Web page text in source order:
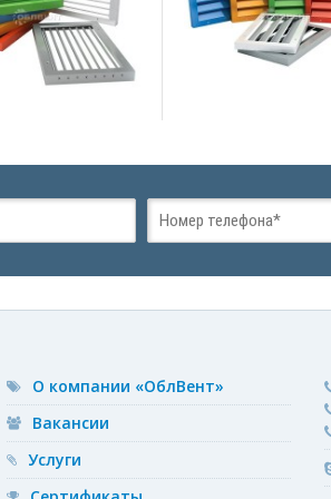
подробнее
жалюзи...
подробнее
О компании «ОблВент»
Вакансии
Услуги